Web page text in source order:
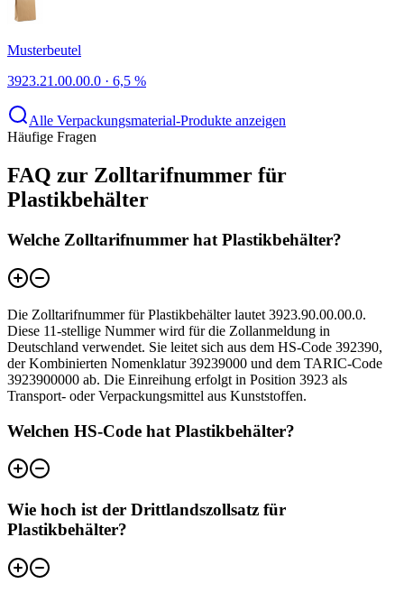
Musterbeutel
3923.21.00.00.0 · 6,5 %
Alle Verpackungsmaterial-Produkte anzeigen
Häufige Fragen
FAQ zur Zolltarifnummer für
Plastikbehälter
Welche Zolltarifnummer hat Plastikbehälter?
Die Zolltarifnummer für Plastikbehälter lautet 3923.90.00.00.0.
Diese 11-stellige Nummer wird für die Zollanmeldung in
Deutschland verwendet. Sie leitet sich aus dem HS-Code 392390,
der Kombinierten Nomenklatur 39239000 und dem TARIC-Code
3923900000 ab. Die Einreihung erfolgt in Position 3923 als
Transport- oder Verpackungsmittel aus Kunststoffen.
Welchen HS-Code hat Plastikbehälter?
Wie hoch ist der Drittlandszollsatz für
Plastikbehälter?